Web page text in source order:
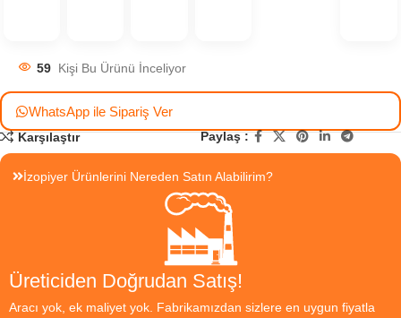
59 Kişi Bu Ürünü İnceliyor
WhatsApp ile Sipariş Ver
Karşılaştır Paylaş :
İzopiyer Ürünlerini Nereden Satın Alabilirim?
Üreticiden Doğrudan Satış!
Aracı yok, ek maliyet yok. Fabrikamızdan sizlere en uygun fiyatla